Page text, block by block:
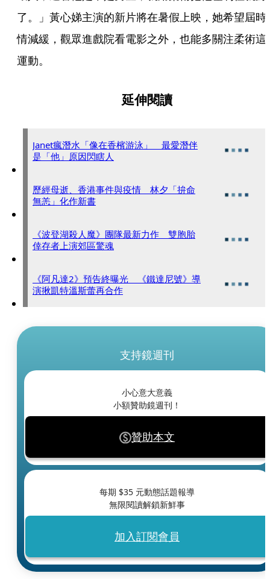
了。」黃心娣主演的新片將在暑假上映，她希望屆時
情減緩，觀眾進戲院看電影之外，也能多關注柔術這
運動。
延伸閱讀
Janet瘋潛水「像在香檳游泳」 最愛潛伴
是「他」原因閃瞎人
歷經母逝、香港事件與疫情 林夕「拚命
無恙」化作新書
《波登湖殺人魔》團隊最新力作 雙胞胎
倖存者上演郊區驚魂
《阿凡達2》預告終曝光 《鐵達尼號》導
演揪凱特溫斯蕾再合作
支持鏡週刊
小心意大意義
小額贊助鏡週刊！
贊助本文
每期 $35 元動態話題報導
無限閱讀解鎖新鮮事
加入訂閱會員